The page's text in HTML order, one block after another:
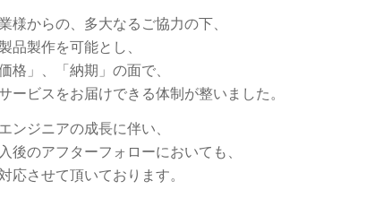
様からの、多大なるご協力の下、
品製作を可能とし、
格」、「納期」の面で、
ービスをお届けできる体制が整いました。
ンジニアの成長に伴い、
後のアフターフォローにおいても、
応させて頂いております。